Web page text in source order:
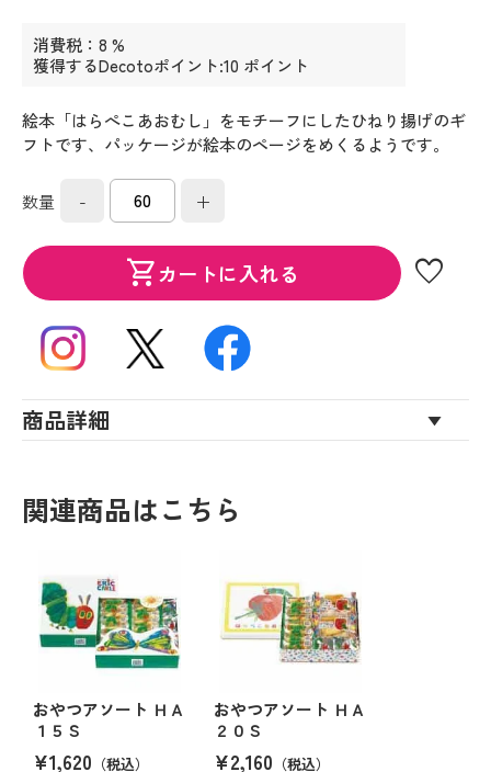
消費税：8 %
獲得するDecotoポイント:10 ポイント
絵本「はらぺこあおむし」をモチーフにしたひねり揚げのギ
フトです、パッケージが絵本のページをめくるようです。
数量 - +
shopping_cartカートに入れる favorite
商品詳細
関連商品はこちら
おやつアソート ＨＡ
１５Ｓ
¥1,620 （税込）
おやつアソート ＨＡ
２０Ｓ
¥2,160 （税込）